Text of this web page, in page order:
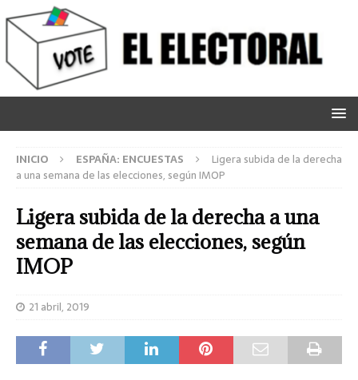
INICIO ESPAÑA: ENCUESTAS
Ligera subida de la derecha
a una semana de las elecciones, según IMOP
Ligera subida de la derecha a una
semana de las elecciones, según
IMOP
21 abril, 2019